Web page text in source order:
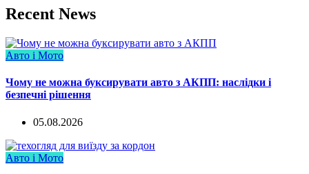
Recent News
Авто і Мото
Чому не можна буксирувати авто з АКПП: наслідки і
безпечні рішення
05.08.2026
Авто і Мото